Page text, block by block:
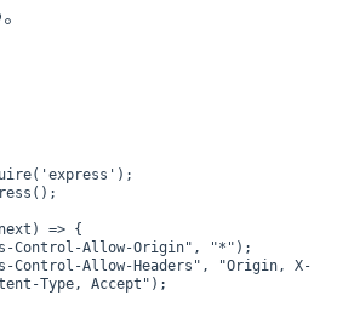
( 'express' ) ;
( ) ;
next ) => {
Control-Allow-Origin" , "*" ) ;
Control-Allow-Headers" ,
"Origin, X-
Type, Accept" ) ;